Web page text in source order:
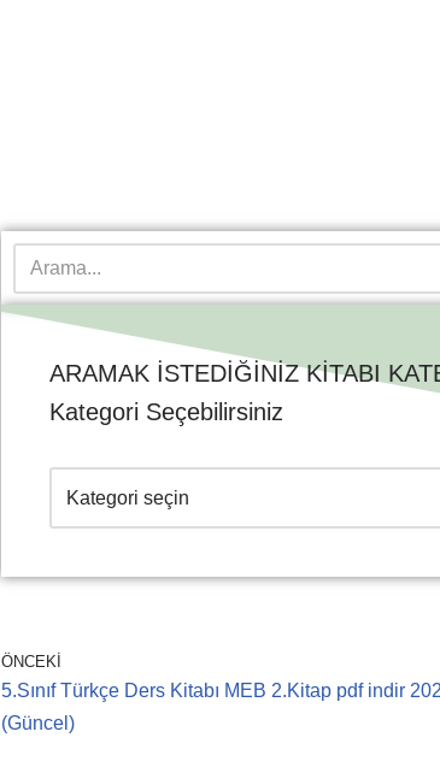
ARAMAK İSTEDİĞİNİZ KİTABI
Kategori Seçebilirsiniz
ÖNCEKI
5.Sınıf Türkçe Ders Kitabı MEB 2.Kitap pdf indir
(Güncel)